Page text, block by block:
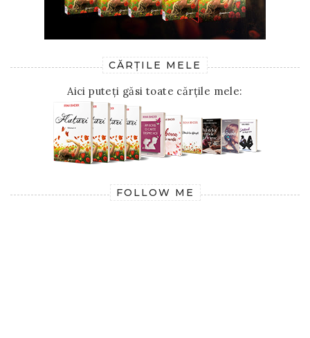
CĂRȚILE MELE
Aici puteți găsi toate cărțile mele:
FOLLOW ME